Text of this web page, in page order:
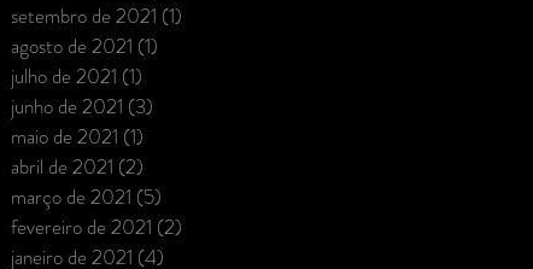
setembro de 2021 (1)
agosto de 2021 (1)
julho de 2021 (1)
junho de 2021 (3)
maio de 2021 (1)
abril de 2021 (2)
março de 2021 (5)
fevereiro de 2021 (2)
janeiro de 2021 (4)